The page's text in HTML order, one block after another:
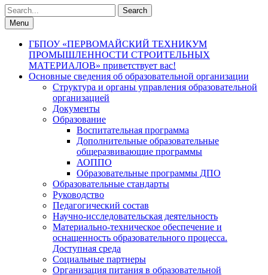
Search
for:Menu
ГБПОУ «ПЕРВОМАЙСКИЙ ТЕХНИКУМ
ПРОМЫШЛЕННОСТИ СТРОИТЕЛЬНЫХ
МАТЕРИАЛОВ» приветствует вас!
Основные сведения об образовательной организации
Структура и органы управления образовательной
организацией
Документы
Образование
Воспитательная программа
Дополнительные образовательные
общеразвивающие программы
АОППО
Образовательные программы ДПО
Образовательные стандарты
Руководство
Педагогический состав
Научно-исследовательская деятельность
Материально-техническое обеспечение и
оснащенность образовательного процесса.
Доступная среда
Социальные партнеры
Организация питания в образовательной